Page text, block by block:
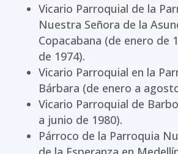
Vicario Parroquial de la
Nuestra Señora de la
Copacabana (de enero de
de 1974).
Vicario Parroquial en la
Bárbara (de enero a
Vicario Parroquial de
a junio de 1980).
Párroco de la Parroquia